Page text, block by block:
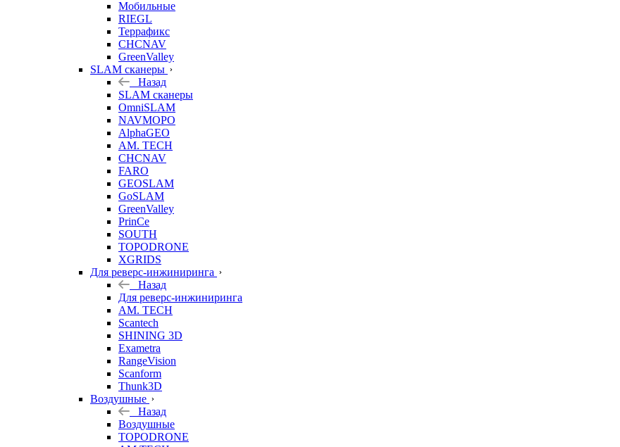
Мобильные
RIEGL
Террафикс
CHCNAV
GreenValley
SLAM сканеры
Назад
SLAM сканеры
OmniSLAM
NAVMOPO
AlphaGEO
AM. TECH
CHCNAV
FARO
GEOSLAM
GoSLAM
GreenValley
PrinCe
SOUTH
TOPODRONE
XGRIDS
Для реверс-инжиниринга
Назад
Для реверс-инжиниринга
AM. TECH
Scantech
SHINING 3D
Exametra
RangeVision
Scanform
Thunk3D
Воздушные
Назад
Воздушные
TOPODRONE